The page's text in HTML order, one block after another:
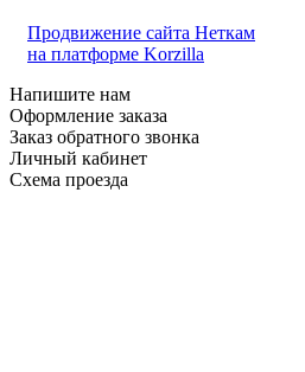
Продвижение сайта Неткам
на платформе Korzilla
Напишите нам
Оформление заказа
Заказ обратного звонка
Личный кабинет
Схема проезда